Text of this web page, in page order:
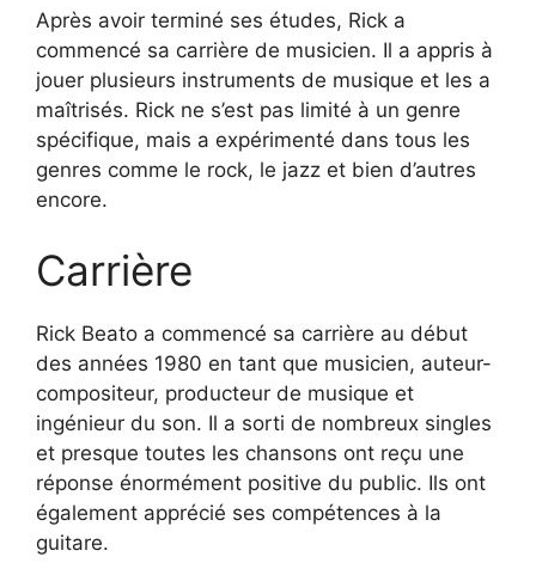
Après avoir terminé ses études, Rick a
commencé sa carrière de musicien. Il a appris à
jouer plusieurs instruments de musique et les a
maîtrisés. Rick ne s’est pas limité à un genre
spécifique, mais a expérimenté dans tous les
genres comme le rock, le jazz et bien d’autres
encore.
Carrière
Rick Beato a commencé sa carrière au début
des années 1980 en tant que musicien, auteur-
compositeur, producteur de musique et
ingénieur du son. Il a sorti de nombreux singles
et presque toutes les chansons ont reçu une
réponse énormément positive du public. Ils ont
également apprécié ses compétences à la
guitare.